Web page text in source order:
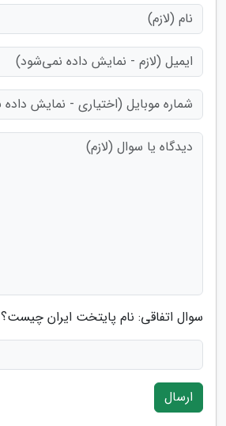
سوال اتفاقی: نام پایتخت ایران چیست؟
ارسال